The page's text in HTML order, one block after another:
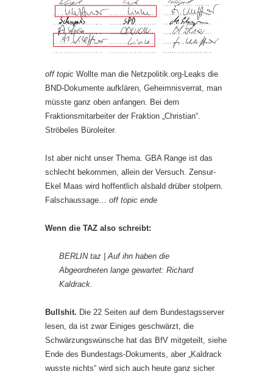
off topic Wollte man die Netzpolitik.org-Leaks die
BND-Dokumente aufklären, Geheimnisverrat, man
müsste ganz oben anfangen. Bei dem
Fraktionsmitarbeiter der Fraktion „Christian“.
Ströbeles Büroleiter.
Ist aber nicht unser Thema. GBA Range ist das
schlecht bekommen, allein der Versuch. Zensur-
Ekel Maas wird hoffentlich alsbald drüber stolpern.
Falschaussage… off topic ende
Wenn die TAZ also schreibt:
BERLIN taz | Auf ihn haben die
Abgeordneten lange gewartet: Richard
Kaldrack.
Bullshit. Die 22 Seiten auf dem Bundestagsserver
lesen, da ist zwar Einiges geschwärzt, die
Schwärzungswünsche hat das BfV mitgeteilt, siehe
Ende des Bundestags-Dokuments, aber „Kaldrack
wusste nichts“ wird sich auch heute ganz sicher